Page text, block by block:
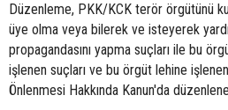
Düzenleme, PKK/KCK terör örgütünü
üye olma veya bilerek ve isteyerek
propagandasını yapma suçları ile bu
işlenen suçları ve bu örgüt lehine
Önlenmesi Hakkında Kanun'da